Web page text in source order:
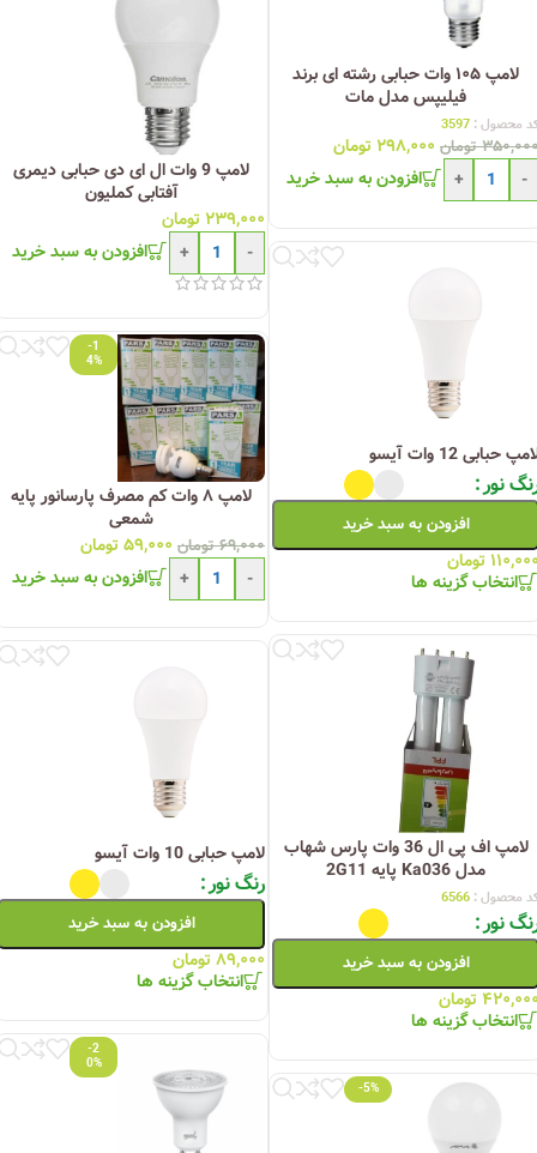
لامپ ۱۰۵ وات حبابی رشته ای برند
فیلیپس مدل مات
محصول : 3597
تومان ۲۹۸,۰۰۰ تومان
-
+ افزودن به سبد خرید
لامپ 9 وات ال ای دی حبابی دیمری
آفتابی کملیون
۲۳۹,۰۰۰ تومان
-
+ افزودن به سبد خرید
حبابی 12 وات آیسو
نور
افزودن به سبد خرید
تومان
انتخاب گزینه ها
-1
4%
لامپ ۸ وات کم مصرف پارسانور پایه
شمعی
۶۹,۰۰۰ تومان ۵۹,۰۰۰تومان
-
+ افزودن به سبد خرید
لامپ اف پی ال 36 وات پارس شهاب
مدل Ka036 پایه 2G11
محصول : 6566
نور
افزودن به سبد خرید
تومان
انتخاب گزینه ها
لامپ حبابی 10 وات آیسو
رنگ نور
افزودن به سبد خرید
۸۹,۰۰۰تومان
انتخاب گزینه ها
-2
0%
-5%